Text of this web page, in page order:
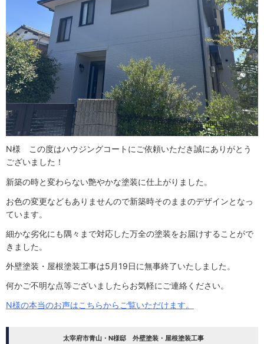
N様 この度はハウジングコートにご依頼いただき誠にありがとう
ございました！
新築の時と変わらない艶やかな塗装に仕上がりました。
お色の変更などもありませんので新築時そのままのデザインとなっ
ています。
細かな劣化にも隅々まで対応した万全の塗装をお届けすることがで
きました。
外壁塗装・屋根塗装工事は5月19日に無事終了いたしました。
何かご不明な点等ございましたらお気軽にご連絡ください。
N様の本当のお声はこちらからご覧いただけます。
太宰府市青山・N様邸 外壁塗装・屋根塗装工事